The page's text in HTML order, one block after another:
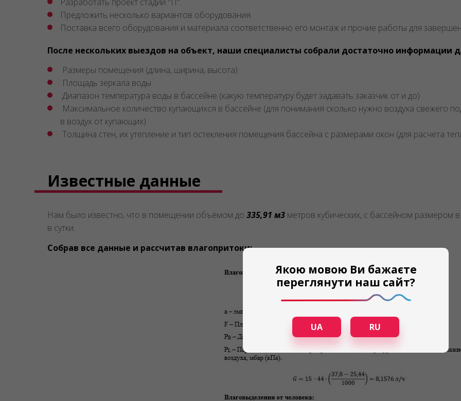
Предложить несколько вариантов оборудования.
Поставка всего оборудования и материала соответственно его монтаж и прочие работы для
После нескольких выездов на объект, наши специалисты собрали достаточно информации
Размеры помещения (длина, ширина, высота)
Площадь зеркала воды
Диапазон температура воды в бассейне (какую температуру будет задавать заказчик от и до)
Максимальное количество купающихся в бассейне (для понимания сколько нужно воздуха свежего
в воздух от купающих)
Толщина стен, их утепление и тип остекления помещения бассейна с размерами окон (для расчета
Известные данные
Нам было известно, что в помещении объёмом до 335,91 м3 метров кубических, с бассейном размером в
в сутки.
Собрав все данные и рассчитав влагопритоки:
Якою мовою Ви бажаєте
переглянути наш сайт?
UA RU